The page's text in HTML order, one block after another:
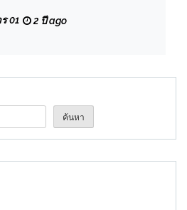
ม.จับชายคลุ้มคลั่งยา ถือ
01 2 ปี ago
ค้นหา